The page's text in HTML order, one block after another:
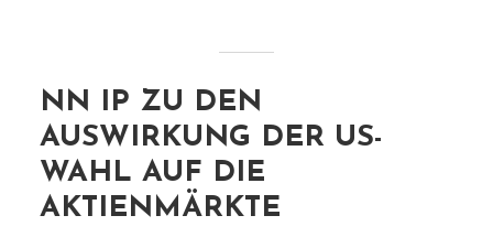
NN IP ZU DEN
AUSWIRKUNG DER US-
WAHL AUF DIE
AKTIENMÄRKTE